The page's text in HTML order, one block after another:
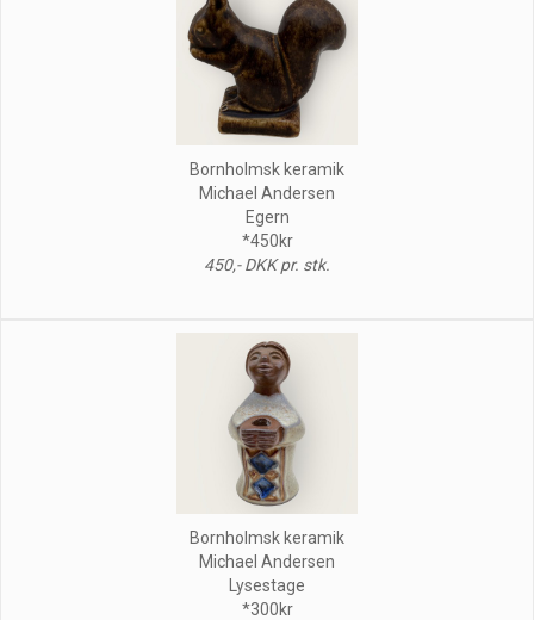
Bornholmsk keramik
Michael Andersen
Egern
*450kr
450,- DKK pr. stk.
Bornholmsk keramik
Michael Andersen
Lysestage
*300kr